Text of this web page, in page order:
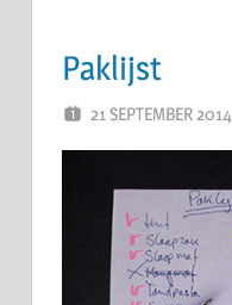
Paklijst
21 SEPTEMBER 2014